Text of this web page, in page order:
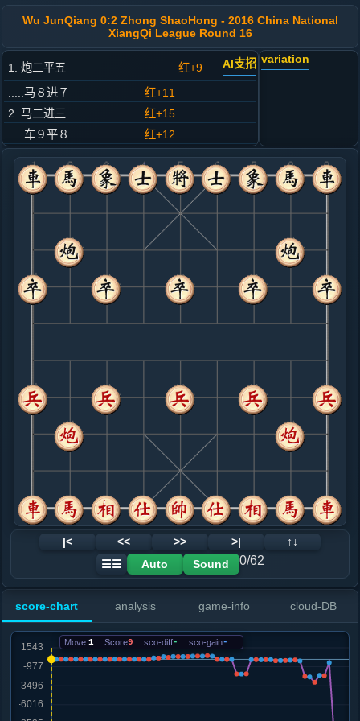
Wu JunQiang 0:2 Zhong ShaoHong - 2016 China National
XiangQi League Round 16
1. 炮二平五 红+9 AI支招
.....马８进７
红+11
2. 马二进三
红+15
.....车９平８
红+12
3. 车一平二
红+11
.....卒７进１
红+11
4. 车二进六
红+10
.....马２进３
红+7
5. 马八进七
红+6
.....卒３进１
6. 兵五进一
红+6
.....士４进５
红+8
砲２进１
7. 马三进五
红+4
马七进五
8. 车二退二
红+8
.....象３进５
红+10
9. 兵七进一
红+9
.....砲８进２
10. 兵三进一
红+6
.....砲２进１
红+5
红+0
兵九进一
.....马３进４
红+183
车１平４
12. 兵七进一
红+166
红+362
卒７进１
13. 马七进五
红+258
.....马７进６
红+376
15. 车九平八
红+377
.....卒７进１
16. 车二退二
variation
|< << >> >|
↑↓
☰☰
Auto Sound 0/62
score-chart analysis game-info cloud-DB
Move:1 Score9 sco-diff- sco-gain-